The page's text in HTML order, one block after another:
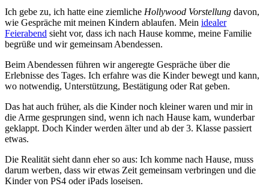
Ich gebe zu, ich hatte eine ziemliche Hollywood Vorstellung davon,
wie Gespräche mit meinen Kindern ablaufen. Mein idealer
Feierabend sieht vor, dass ich nach Hause komme, meine Familie
begrüße und wir gemeinsam Abendessen.
Beim Abendessen führen wir angeregte Gespräche über die
Erlebnisse des Tages. Ich erfahre was die Kinder bewegt und kann,
wo notwendig, Unterstützung, Bestätigung oder Rat geben.
Das hat auch früher, als die Kinder noch kleiner waren und mir in
die Arme gesprungen sind, wenn ich nach Hause kam, wunderbar
geklappt. Doch Kinder werden älter und ab der 3. Klasse passiert
etwas.
Die Realität sieht dann eher so aus: Ich komme nach Hause, muss
darum werben, dass wir etwas Zeit gemeinsam verbringen und die
Kinder von PS4 oder iPads loseisen.